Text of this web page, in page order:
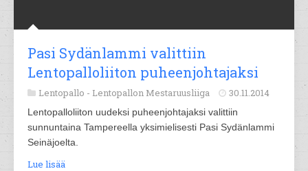
Pasi Sydänlammi valittiin
Lentopalloliiton puheenjohtajaksi
Lentopallo - Lentopallon Mestaruusliiga 30.11.2014
Lentopalloliiton uudeksi puheenjohtajaksi valittiin
sunnuntaina Tampereella yksimielisesti Pasi Sydänlammi
Seinäjoelta.
Lue lisää